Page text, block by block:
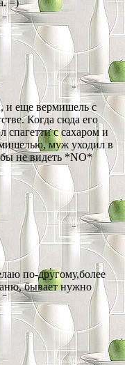
=)
и еще вермишель с
Когда сюда его
спагетти с сахаром и
муж уходил в
не видеть *NO*
по-другому,более
бывает нужно